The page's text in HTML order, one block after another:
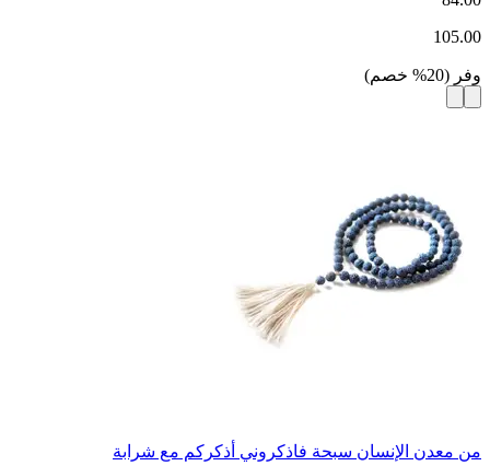
105.00
وفر (
20
% خصم)
من معدن الإنسان سبحة فاذكروني أذكركم مع شرابة